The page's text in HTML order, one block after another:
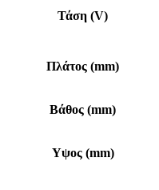
Τάση (V)
Πλάτος (mm)
Βάθος (mm)
Υψος (mm)